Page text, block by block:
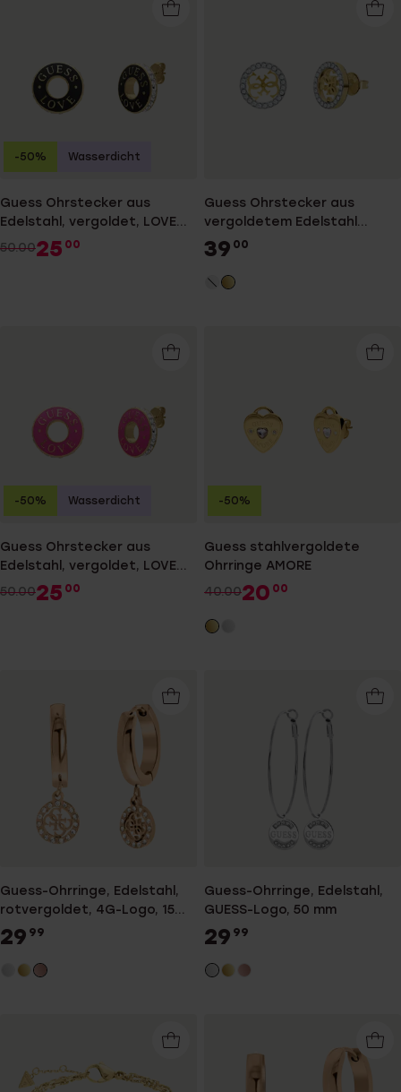
Guess Ohrstecker aus
Edelstahl, vergoldet, LOVE
GUESS
50.0025 00
-50% Wasserdicht
Guess Ohrstecker aus
vergoldetem Edelstahl
STUDS PARTY
39 00
Guess Ohrstecker aus
Edelstahl, vergoldet, LOVE
GUESS
50.0025 00
-50% Wasserdicht
Guess stahlvergoldete
Ohrringe AMORE
40.0020 00
-50%
Guess-Ohrringe, Edelstahl,
rotvergoldet, 4G-Logo, 15
mm
29 99
Guess-Ohrringe, Edelstahl,
GUESS-Logo, 50 mm
29 99